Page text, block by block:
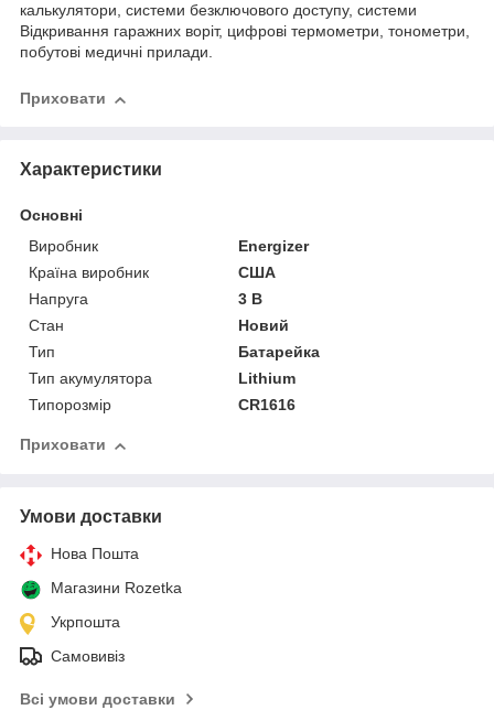
калькулятори, системи безключового доступу, системи
Відкривання гаражних воріт, цифрові термометри, тонометри,
побутові медичні прилади.
Приховати
Характеристики
Основні
Виробник
Energizer
Країна виробник
США
Напруга
3 В
Стан
Новий
Тип
Батарейка
Тип акумулятора
Lithium
Типорозмір
CR1616
Приховати
Умови доставки
Нова Пошта
Магазини Rozetka
Укрпошта
Самовивіз
Всі умови доставки